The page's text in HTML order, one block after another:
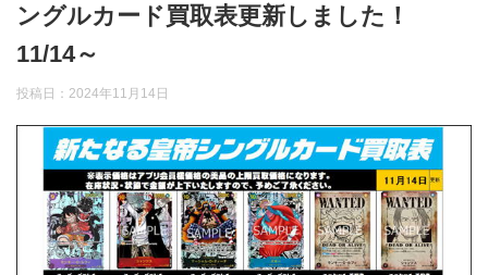
ングルカード買取表更新しました！
11/14～
投稿日： 2024年11月14日